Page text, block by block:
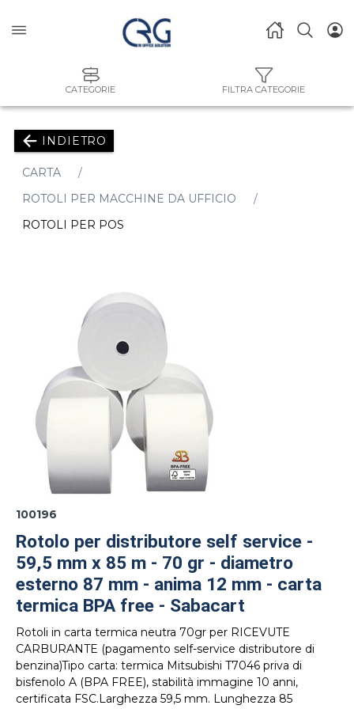
CATEGORIE FILTRA CATEGORIE
INDIETRO
CARTA
ROTOLI PER MACCHINE DA UFFICIO
ROTOLI PER POS
100196
Rotolo per distributore self service -
59,5 mm x 85 m - 70 gr - diametro
esterno 87 mm - anima 12 mm - carta
termica BPA free - Sabacart
Rotoli in carta termica neutra 70gr per RICEVUTE
CARBURANTE (pagamento self-service distributore di
benzina)Tipo carta: termica Mitsubishi T7046 priva di
bisfenolo A (BPA FREE), stabilità immagine 10 anni,
certificata FSC.Larghezza 59,5 mm. Lunghezza 85